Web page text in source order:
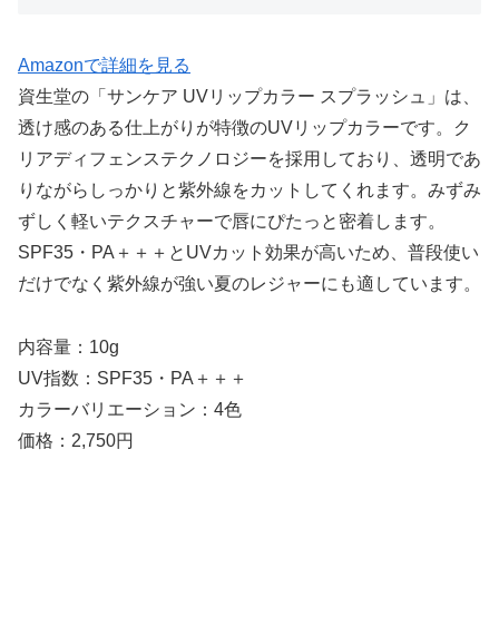
Amazonで詳細を見る
資生堂の「サンケア UVリップカラー スプラッシュ」は、
透け感のある仕上がりが特徴のUVリップカラーです。ク
リアディフェンステクノロジーを採用しており、透明であ
りながらしっかりと紫外線をカットしてくれます。みずみ
ずしく軽いテクスチャーで唇にぴたっと密着します。
SPF35・PA＋＋＋とUVカット効果が高いため、普段使い
だけでなく紫外線が強い夏のレジャーにも適しています。
内容量：10g
UV指数：SPF35・PA＋＋＋
カラーバリエーション：4色
価格：2,750円